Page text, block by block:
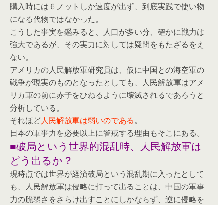
購入時には６ノットしか速度が出ず、到底実践で使い物
になる代物ではなかった。
こうした事実を鑑みると、人口が多い分、確かに戦力は
強大であるが、その実力に対しては疑問をもたざるをえ
ない。
アメリカの人民解放軍研究員は、仮に中国との海空軍の
戦争が現実のものとなったとしても、人民解放軍はアメ
リカ軍の前に赤子をひねるように壊滅されるであろうと
分析している。
それほど人民解放軍は弱いのである。
日本の軍事力を必要以上に警戒する理由もそこにある。
■破局という世界的混乱時、人民解放軍は
どう出るか？
現時点では世界が経済破局という混乱期に入ったとして
も、人民解放軍は侵略に打って出ることは、中国の軍事
力の脆弱さをさらけ出すことにしかならず、逆に侵略を